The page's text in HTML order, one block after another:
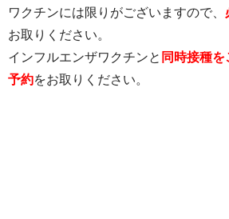
ワクチンには限りがございますので、
お取りください。
インフルエンザワクチンと 同時接種
予約をお取りください。